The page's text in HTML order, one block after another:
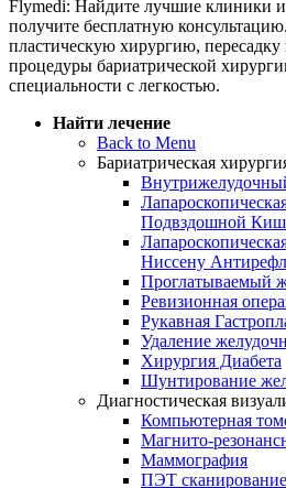
Flymedi: Найдите лучшие клиники
получите бесплатную
пластическую хирургию,
процедуры бариатрической
специальности с легкостью.
Найти лечение
Back to Menu
Бариатрическая
Подвздошной
Ниссену
Проглатываемый
Ревизионная
Рукавная
Удаление
Хирургия Диабета
Шунтирование
Диагностическая
Компьютерная
Магнито-
Маммография
ПЭТ сканирование